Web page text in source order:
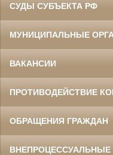
СУДЫ СУБЪЕКТА РФ
МУНИЦИПАЛЬНЫЕ
ВАКАНСИИ
ПРОТИВОДЕЙСТВИЕ
ОБРАЩЕНИЯ ГРАЖДАН